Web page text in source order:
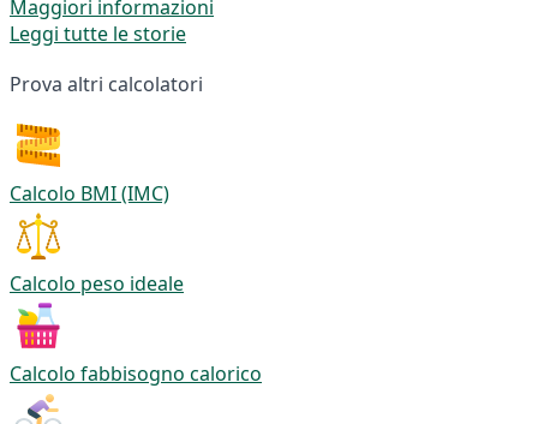
Maggiori informazioni
Leggi tutte le storie
Prova altri calcolatori
Calcolo BMI (IMC)
Calcolo peso ideale
Calcolo fabbisogno calorico